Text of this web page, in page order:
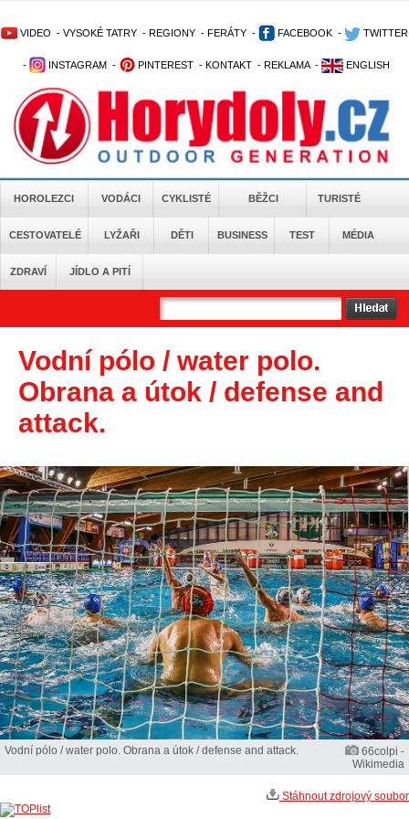
VIDEO - VYSOKÉ TATRY - REGIONY - FERÁTY - FACEBOOK - TWITTER
- INSTAGRAM - PINTEREST - KONTAKT - REKLAMA - ENGLISH
HOROLEZCI VODÁCI CYKLISTÉ BĚŽCI TURISTÉ
CESTOVATELÉ LYŽAŘI DĚTI BUSINESS TEST MÉDIA
ZDRAVÍ JÍDLO A PITÍ
Vodní pólo / water polo.
Obrana a útok / defense and
attack.
Vodní pólo / water polo. Obrana a útok / defense and attack.
66colpi -
Wikimedia
Stáhnout zdrojový soubor